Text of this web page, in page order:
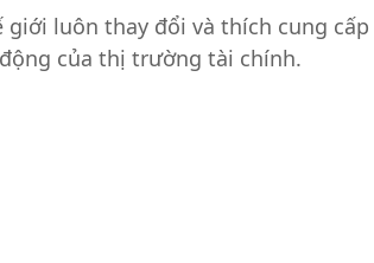
luôn thay đổi và thích cung
của thị trường tài chính.